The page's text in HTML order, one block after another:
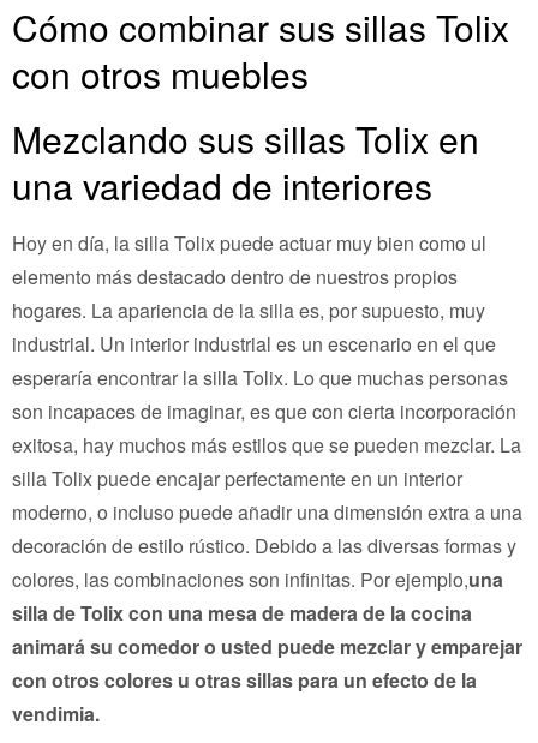
Cómo combinar sus sillas Tolix
con otros muebles
Mezclando sus sillas Tolix en
una variedad de interiores
Hoy en día, la silla Tolix puede actuar muy bien como ul
elemento más destacado dentro de nuestros propios
hogares. La apariencia de la silla es, por supuesto, muy
industrial. Un interior industrial es un escenario en el que
esperaría encontrar la silla Tolix. Lo que muchas personas
son incapaces de imaginar, es que con cierta incorporación
exitosa, hay muchos más estilos que se pueden mezclar. La
silla Tolix puede encajar perfectamente en un interior
moderno, o incluso puede añadir una dimensión extra a una
decoración de estilo rústico. Debido a las diversas formas y
colores, las combinaciones son infinitas. Por ejemplo,una
silla de Tolix con una mesa de madera de la cocina
animará su comedor o usted puede mezclar y emparejar
con otros colores u otras sillas para un efecto de la
vendimia.